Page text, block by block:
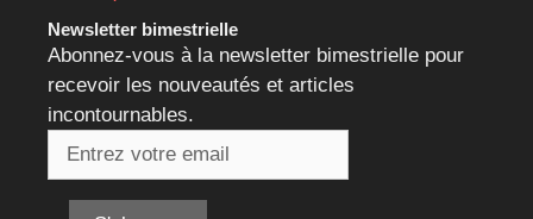
Newsletter bimestrielle
Abonnez-vous à la newsletter bimestrielle pour
recevoir les nouveautés et articles
incontournables.